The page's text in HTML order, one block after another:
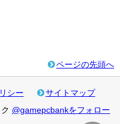
ページの先頭へ
シー
サイトマップ
@gamepcbankをフォロー